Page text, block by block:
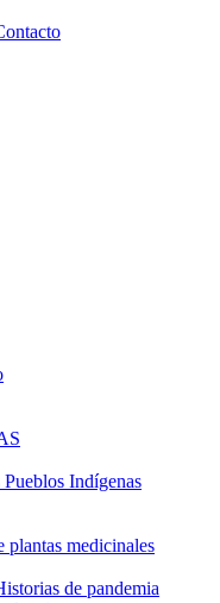
Indígenas
plantas medicinales
de pandemia